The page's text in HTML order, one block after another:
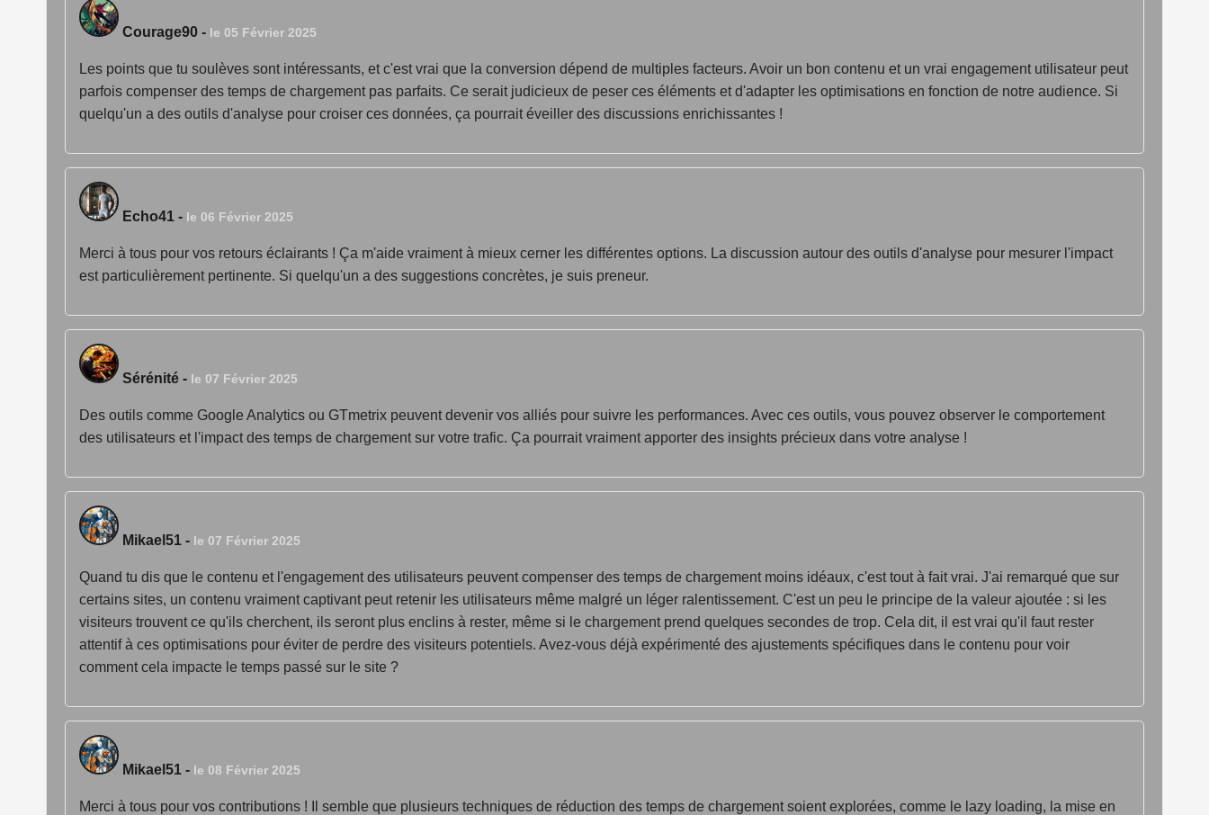
Courage90 - le 05 Février 2025
Les points que tu soulèves sont intéressants, et c'est vrai que la conversion dépend de multiples facteurs. Avoir un bon contenu et un vrai engagement utilisateur peut
parfois compenser des temps de chargement pas parfaits. Ce serait judicieux de peser ces éléments et d'adapter les optimisations en fonction de notre audience. Si
quelqu'un a des outils d'analyse pour croiser ces données, ça pourrait éveiller des discussions enrichissantes !
Echo41 - le 06 Février 2025
Merci à tous pour vos retours éclairants ! Ça m'aide vraiment à mieux cerner les différentes options. La discussion autour des outils d'analyse pour mesurer l'impact
est particulièrement pertinente. Si quelqu'un a des suggestions concrètes, je suis preneur.
Sérénité - le 07 Février 2025
Des outils comme Google Analytics ou GTmetrix peuvent devenir vos alliés pour suivre les performances. Avec ces outils, vous pouvez observer le comportement
des utilisateurs et l'impact des temps de chargement sur votre trafic. Ça pourrait vraiment apporter des insights précieux dans votre analyse !
Mikael51 - le 07 Février 2025
Quand tu dis que le contenu et l'engagement des utilisateurs peuvent compenser des temps de chargement moins idéaux, c'est tout à fait vrai. J'ai remarqué que sur
certains sites, un contenu vraiment captivant peut retenir les utilisateurs même malgré un léger ralentissement. C'est un peu le principe de la valeur ajoutée : si les
visiteurs trouvent ce qu'ils cherchent, ils seront plus enclins à rester, même si le chargement prend quelques secondes de trop. Cela dit, il est vrai qu'il faut rester
attentif à ces optimisations pour éviter de perdre des visiteurs potentiels. Avez-vous déjà expérimenté des ajustements spécifiques dans le contenu pour voir
comment cela impacte le temps passé sur le site ?
Mikael51 - le 08 Février 2025
Merci à tous pour vos contributions ! Il semble que plusieurs techniques de réduction des temps de chargement soient explorées, comme le lazy loading, la mise en